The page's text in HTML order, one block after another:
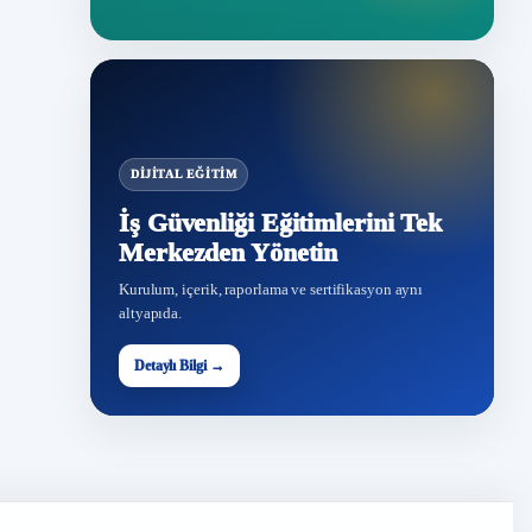
DIJITAL EĞITIM
İş Güvenliği Eğitimlerini Tek
Merkezden Yönetin
Kurulum, içerik, raporlama ve sertifikasyon aynı
altyapıda.
Detaylı Bilgi →